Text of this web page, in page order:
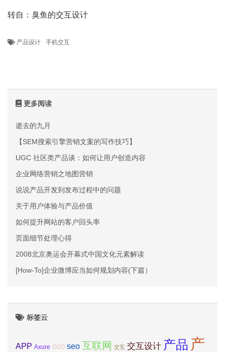
转自：臭鱼的交互设计
产品设计 手机交互
更多阅读
逝去的九月
【SEM搜索引擎营销文案的写作技巧】
UGC 社区类产品谈：如何让用户创造内容
企业网络营销之地图营销
说说产品开发到发布过程中的问题
关于用户体验与产品价值
如何提升网站的客户回头率
页面细节处理心得
2008北京奥运会开幕式中国文化元素解读
[How-To]企业微博应当如何规划内容(下篇）
标签云
APP Axure O2O seo 互联网 交互 交互设计 产品 产